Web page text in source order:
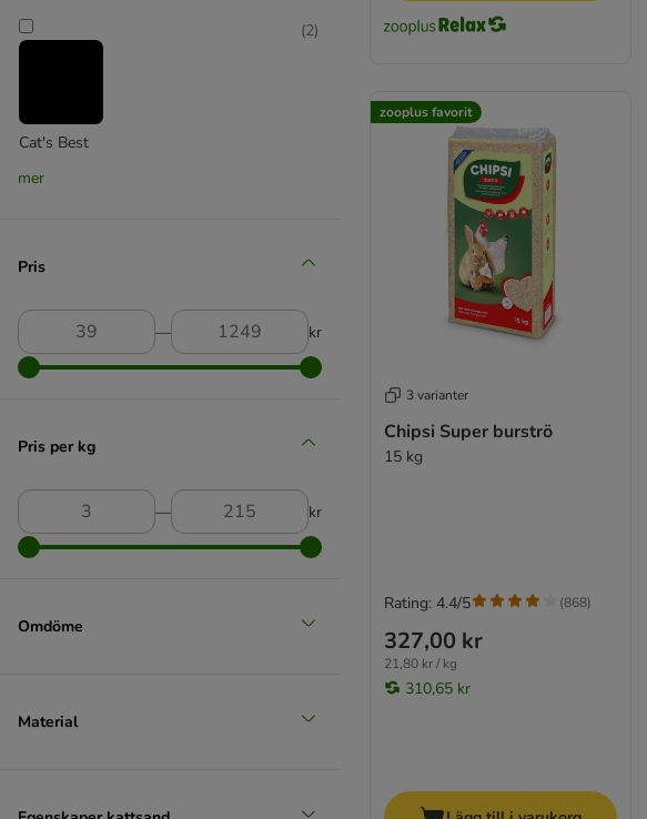
Cat's Best
(2)
Chipsi
(2
Hugro
mer
Pris
― kr
Pris per kg
― kr
Omdöme
Material
zooplus favorit
3 varianter
Chipsi Super burströ
15 kg
327,00 kr
21,80 kr / kg
310,65 kr
Rating: 4.4/5 (868)